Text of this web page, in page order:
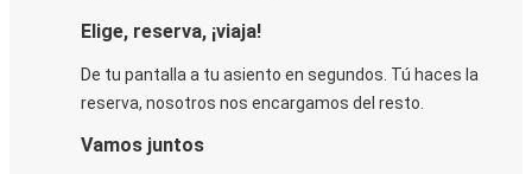
Elige, reserva, ¡viaja!
De tu pantalla a tu asiento en segundos. Tú haces la
reserva, nosotros nos encargamos del resto.
Vamos juntos